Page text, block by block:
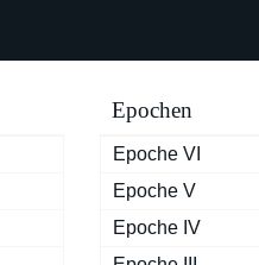
Epochen
Epoche VI
Epoche V
Epoche IV